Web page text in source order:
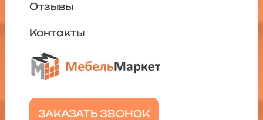
ЗАКАЗАТЬ ЗВОНОК
Отзывы
Контакты